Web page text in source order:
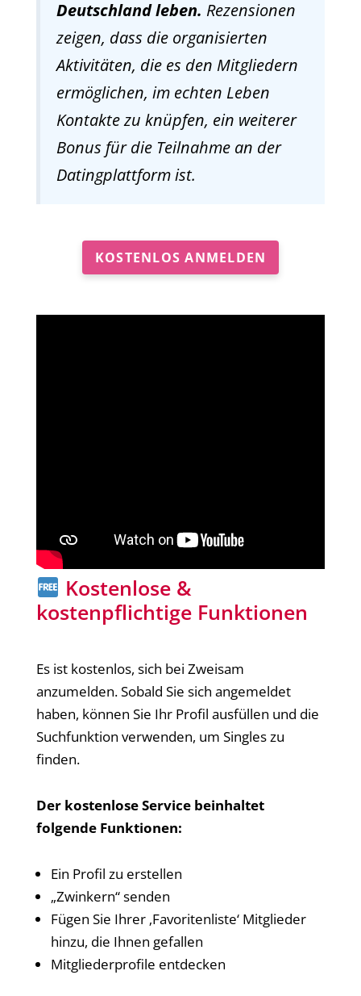
Deutschland leben. Rezensionen
zeigen, dass die organisierten
Aktivitäten, die es den Mitgliedern
ermöglichen, im echten Leben
Kontakte zu knüpfen, ein weiterer
Bonus für die Teilnahme an der
Datingplattform ist.
KOSTENLOS ANMELDEN
Kostenlose &
kostenpflichtige Funktionen
Es ist kostenlos, sich bei Zweisam
anzumelden. Sobald Sie sich angemeldet
haben, können Sie Ihr Profil ausfüllen und die
Suchfunktion verwenden, um Singles zu
finden.
Der kostenlose Service beinhaltet
folgende Funktionen:
Ein Profil zu erstellen
„Zwinkern“ senden
Fügen Sie Ihrer ‚Favoritenliste‘ Mitglieder
hinzu, die Ihnen gefallen
Mitgliederprofile entdecken